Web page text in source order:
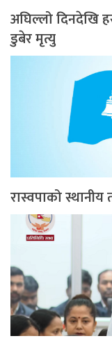
अघिल्लो दिनदेखि
डुबेर मृत्यु
रास्वपाको